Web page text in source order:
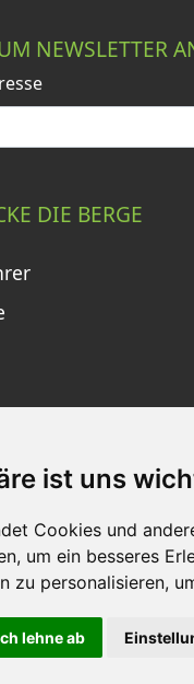
ist uns
Cookies und
, um ein besseres
zu personalisieren,
lehne ab
NEWSLETTER
DIE BERGE